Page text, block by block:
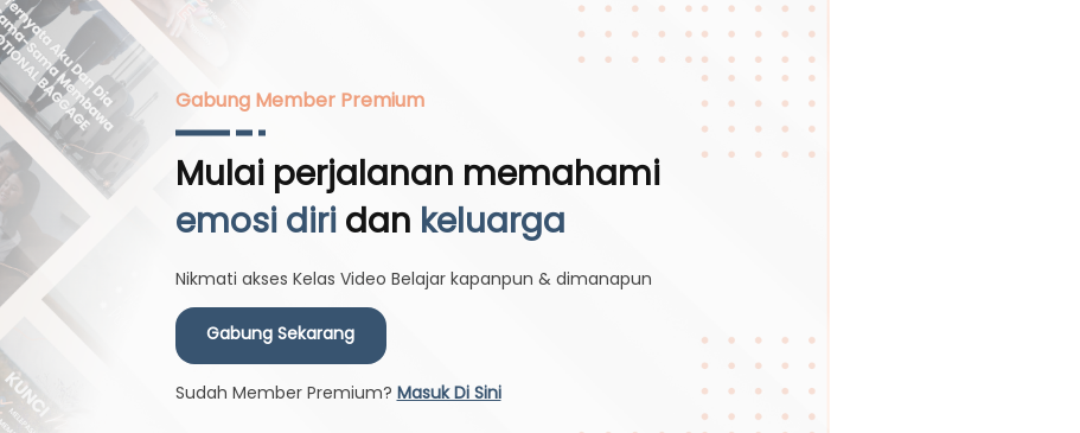
Gabung Member Premium
Mulai perjalanan memahami
emosi diridan keluarga
Nikmati akses Kelas Video Belajar kapanpun & dimanapun
Gabung Sekarang
Sudah Member Premium? Masuk Di Sini